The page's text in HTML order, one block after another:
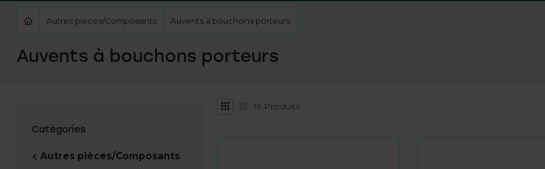
Autres pièces/Composants Auvents à bouchons porteurs
Auvents à bouchons porteurs
Catégories
Autres pièces/Composants
16 Produits